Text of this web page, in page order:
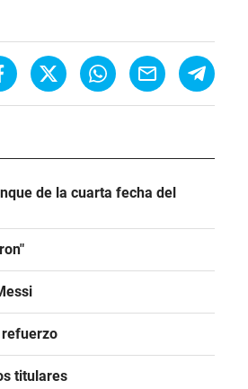
de la cuarta fecha del
refuerzo
titulares